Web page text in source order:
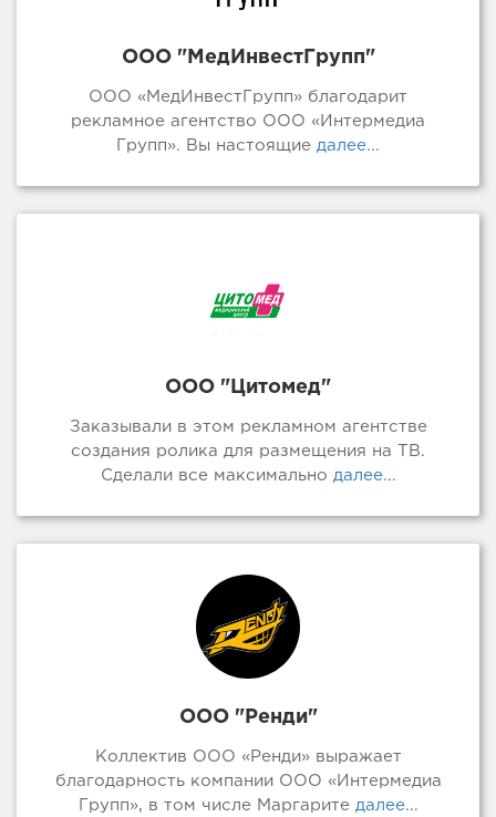
ООО "МедИнвестГрупп"
ООО «МедИнвестГрупп» благодарит
рекламное агентство ООО «Интермедиа
Групп». Вы настоящие далее...
ООО "Цитомед"
Заказывали в этом рекламном агентстве
создания ролика для размещения на ТВ.
Сделали все максимально далее...
ООО "Ренди"
Коллектив ООО «Ренди» выражает
благодарность компании ООО «Интермедиа
Групп», в том числе Маргарите далее...